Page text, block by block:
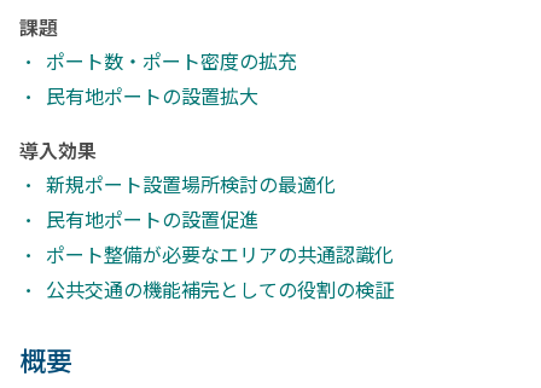
課題
ポート数・ポート密度の拡充
民有地ポートの設置拡大
導入効果
新規ポート設置場所検討の最適化
民有地ポートの設置促進
ポート整備が必要なエリアの共通認識化
公共交通の機能補完としての役割の検証
概要